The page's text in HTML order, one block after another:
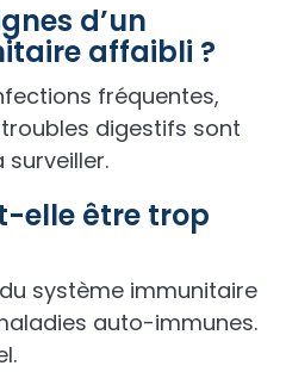
d’un
affaibli ?
fréquentes,
digestifs sont
surveiller.
elle être trop
du système immunitaire
auto-immunes.